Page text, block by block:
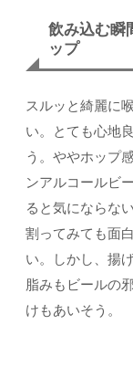
飲み込む瞬
ップ
スルッと綺麗に
い。とても心地
う。ややホップ
ンアルコールビ
ると気にならな
割ってみても面
い。しかし、揚
脂みもビールの
けもあいそう。